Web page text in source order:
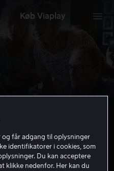
Køb Viaplay
og får adgang til oplysninger
identifikatorer i cookies, som
Du kan acceptere
klikke nedenfor. Her kan du